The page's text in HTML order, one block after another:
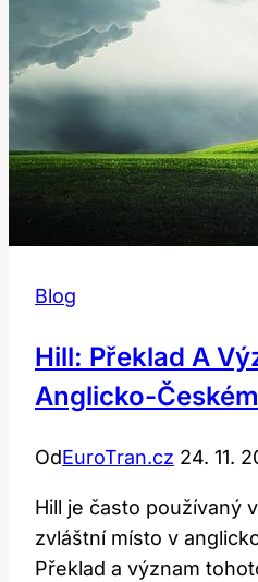
Blog
Hill: Překlad A
Anglicko-
OdEuroTran.cz 24. 11.
Hill je často používaný
zvláštní místo v
Překlad a význam